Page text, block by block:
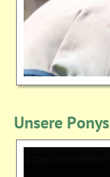
Unsere Ponys